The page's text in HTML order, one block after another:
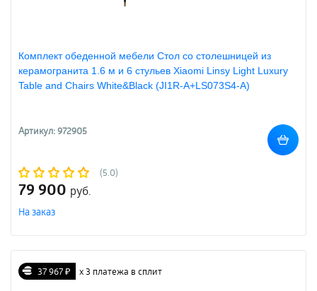
Комплект обеденной мебели Стол со столешницей из
керамогранита 1.6 м и 6 стульев Xiaomi Linsy Light Luxury
Table and Chairs White&Black (JI1R-A+LS073S4-A)
Артикул: 972905
(5.0)
79 900 руб.
На заказ
37 967 ₽ х 3 платежа в сплит